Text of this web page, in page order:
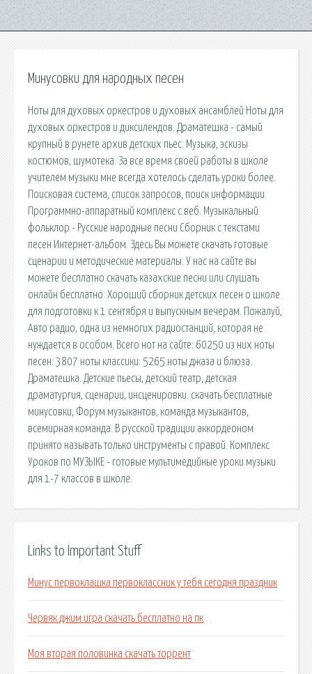
Минусовки для народных песен
Ноты для духовых оркестров и духовых ансамблей Ноты для
духовых оркестров и диксилендов. Драматешка - самый
крупный в рунете архив детских пьес. Музыка, эскизы
костюмов, шумотека. За все время своей работы в школе
учителем музыки мне всегда хотелось сделать уроки более.
Поисковая сиcтема, список запросов, поиск информации.
Программно-аппаратный комплекс с веб. Музыкальный
фольклор - Русские народные песни Сборник с текстами
песен Интepнет-альбом. Здесь Вы можете скачать готовые
сценарии и методические материалы. У нас на сайте вы
можете бесплатно скачать казахские песни или слушать
онлайн бесплатно. Хороший сборник детских песен о школе
для подготовки к 1 сентября и выпускным вечерам. Пожалуй,
Авто радио, одна из немногих радиостанций, которая не
нуждается в особом. Всего нот на сайте: 60250 из них ноты
песен: 3807 ноты классики: 5265 ноты джаза и блюза.
Драматешка. Детские пьесы, детский театр, детская
драматургия, сценарии, инсценировки. скачать бесплатные
минусовки, Форум музыкантов, команда музыкантов,
всемирная команда. В русской традиции аккордеоном
принято называть только инструменты с правой. Комплекс
Уроков по МУЗЫКЕ - готовые мультимедийные уроки музыки
для 1-7 классов в школе.
Links to Important Stuff
Минус первоклашка первоклассник у тебя сегодня праздник
Червяк джим игра скачать бесплатно на пк
Моя вторая половинка скачать торрент